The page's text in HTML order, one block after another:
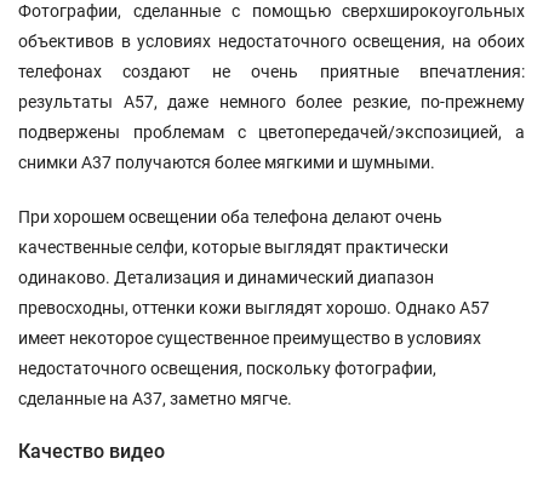
Фотографии, сделанные с помощью сверхширокоугольных
объективов в условиях недостаточного освещения, на обоих
телефонах создают не очень приятные впечатления:
результаты A57, даже немного более резкие, по-прежнему
подвержены проблемам с цветопередачей/экспозицией, а
снимки A37 получаются более мягкими и шумными.
При хорошем освещении оба телефона делают очень
качественные селфи, которые выглядят практически
одинаково. Детализация и динамический диапазон
превосходны, оттенки кожи выглядят хорошо. Однако A57
имеет некоторое существенное преимущество в условиях
недостаточного освещения, поскольку фотографии,
сделанные на A37, заметно мягче.
Качество видео